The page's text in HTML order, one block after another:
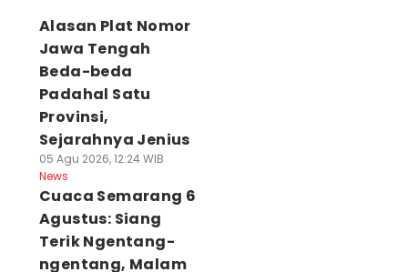
Alasan Plat Nomor
Jawa Tengah
Beda-beda
Padahal Satu
Provinsi,
Sejarahnya Jenius
05 Agu 2026, 12:24 WIB
News
Cuaca Semarang 6
Agustus: Siang
Terik Ngentang-
ngentang, Malam